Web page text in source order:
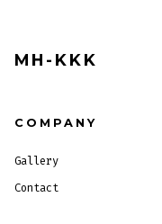
MH-KKK
COMPANY
Gallery
Contact